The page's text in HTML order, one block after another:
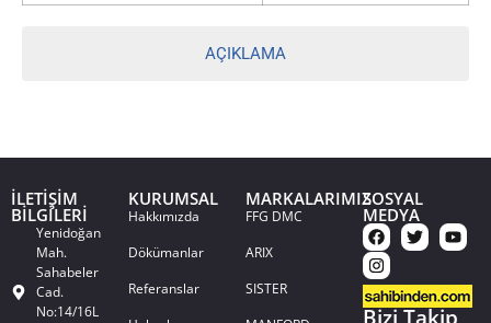
AÇIKLAMA
İLETİŞİM
BİLGİLERİ
Yenidoğan
Mah.
Sahabeler
Cad.
No:14/16L
KURUMSAL
Hakkımızda
Dökümanlar
Referanslar
MARKALARIMIZ
FFG DMC
ARIX
SISTER
SOSYAL
MEDYA
Bizi Takip